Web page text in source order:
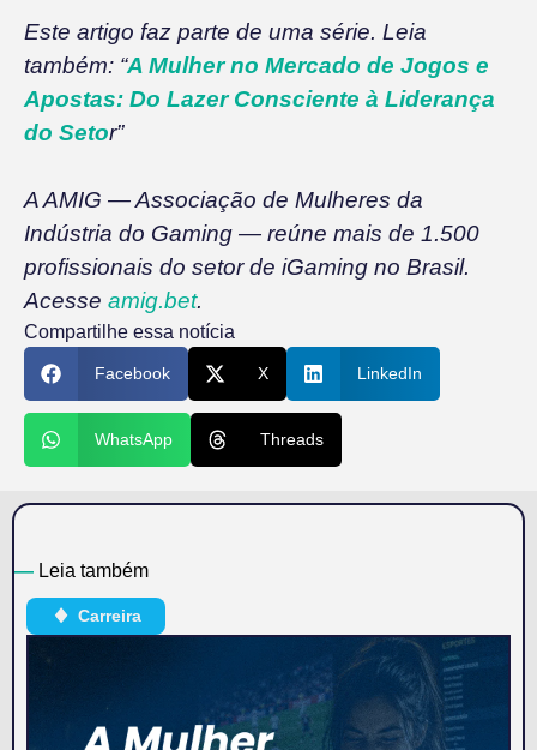
Carreira
— Leia também
Este artigo faz parte de uma série. Leia
também: “A Mulher no Mercado de Jogos e
Apostas: Do Lazer Consciente à Liderança
do Setor”
A AMIG — Associação de Mulheres da
Indústria do Gaming — reúne mais de 1.500
profissionais do setor de iGaming no Brasil.
Acesse amig.bet.
Compartilhe essa notícia
Facebook X LinkedIn
WhatsApp Threads